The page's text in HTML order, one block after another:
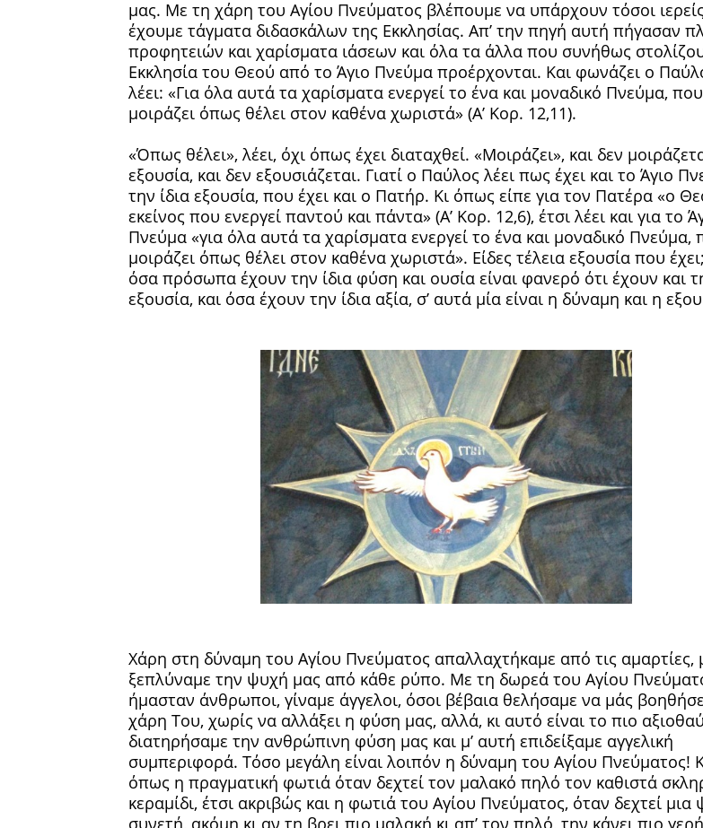
μας. Με τη χάρη του Αγίου Πνεύματος βλέπουμε να υπάρχουν τόσοι
έχουμε τάγματα διδασκάλων της Εκκλησίας. Απ’ την πηγή αυτή πήγασαν
προφητειών και χαρίσματα ιάσεων και όλα τα άλλα που συνήθως
Εκκλησία του Θεού από το Άγιο Πνεύμα προέρχονται. Και φωνάζει ο
λέει: «Για όλα αυτά τα χαρίσματα ενεργεί το ένα και μοναδικό Πνεύμα,
μοιράζει όπως θέλει στον καθένα χωριστά» (Α’ Κορ. 12,11).
«Όπως θέλει», λέει, όχι όπως έχει διαταχθεί. «Μοιράζει», και δεν
εξουσία, και δεν εξουσιάζεται. Γιατί ο Παύλος λέει πως έχει και το Άγιο
την ίδια εξουσία, που έχει και ο Πατήρ. Κι όπως είπε για τον Πατέρα «ο
εκείνος που ενεργεί παντού και πάντα» (Α’ Κορ. 12,6), έτσι λέει και για το
Πνεύμα «για όλα αυτά τα χαρίσματα ενεργεί το ένα και μοναδικό Πνεύμα,
μοιράζει όπως θέλει στον καθένα χωριστά». Είδες τέλεια εξουσία που
όσα πρόσωπα έχουν την ίδια φύση και ουσία είναι φανερό ότι έχουν και
εξουσία, και όσα έχουν την ίδια αξία, σ’ αυτά μία είναι η δύναμη και η
Χάρη στη δύναμη του Αγίου Πνεύματος απαλλαχτήκαμε από τις αμαρτίες,
ξεπλύναμε την ψυχή μας από κάθε ρύπο. Με τη δωρεά του Αγίου
ήμασταν άνθρωποι, γίναμε άγγελοι, όσοι βέβαια θελήσαμε να μάς
χάρη Του, χωρίς να αλλάξει η φύση μας, αλλά, κι αυτό είναι το πιο
διατηρήσαμε την ανθρώπινη φύση μας και μ’ αυτή επιδείξαμε αγγελική
συμπεριφορά. Τόσο μεγάλη είναι λοιπόν η δύναμη του Αγίου Πνεύματος!
όπως η πραγματική φωτιά όταν δεχτεί τον μαλακό πηλό τον καθιστά
κεραμίδι, έτσι ακριβώς και η φωτιά του Αγίου Πνεύματος, όταν δεχτεί μια
συνετή, ακόμη κι αν τη βρει πιο μαλακή κι απ’ τον πηλό, την κάνει πιο γερή